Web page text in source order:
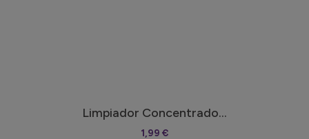
Limpiador Concentrado...
1,99 €